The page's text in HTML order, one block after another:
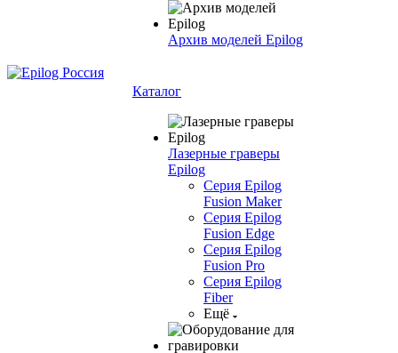
Архив моделей Epilog
Каталог
Лазерные граверы
Epilog
Серия Epilog
Fusion Maker
Серия Epilog
Fusion Edge
Серия Epilog
Fusion Pro
Серия Epilog
Fiber
Ещё